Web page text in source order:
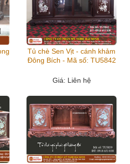
Tủ chè Sen Vịt - cánh khảm
Đông Bích - Mã số: TU5842
Giá: Liên hệ